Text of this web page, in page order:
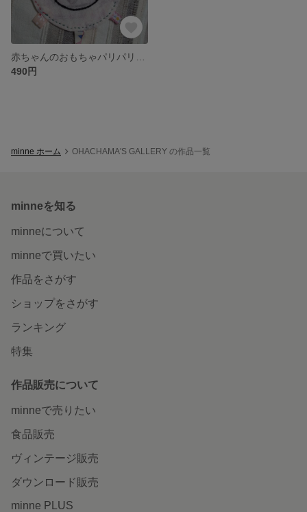
490円
minne ホーム OHACHAMA'S GALLERY の作品一覧
minneを知る
minneについて
minneで買いたい
作品をさがす
ショップをさがす
ランキング
特集
作品販売について
minneで売りたい
食品販売
ヴィンテージ販売
ダウンロード販売
minne PLUS